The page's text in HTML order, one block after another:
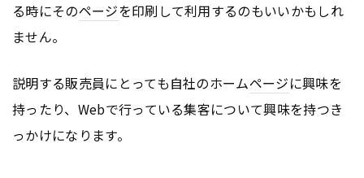
る時にそのページを印刷して利用するのもいいかもしれ
ません。
説明する販売員にとっても自社のホームページに興味を
持ったり、Webで行っている集客について興味を持つき
っかけになります。